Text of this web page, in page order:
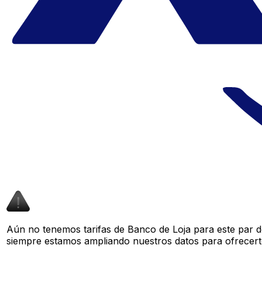
Aún no tenemos tarifas de Banco de Loja para este
siempre estamos ampliando nuestros datos para